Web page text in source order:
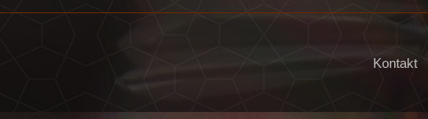
Kontakt